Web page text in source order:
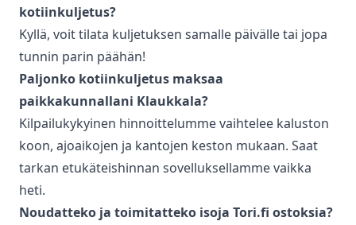
kotiinkuljetus?
Kyllä, voit tilata kuljetuksen samalle päivälle tai jopa
tunnin parin päähän!
Paljonko kotiinkuljetus maksaa
paikkakunnallani Klaukkala?
Kilpailukykyinen hinnoittelumme vaihtelee kaluston
koon, ajoaikojen ja kantojen keston mukaan. Saat
tarkan etukäteishinnan sovelluksellamme vaikka
heti.
Noudatteko ja toimitatteko isoja Tori.fi ostoksia?